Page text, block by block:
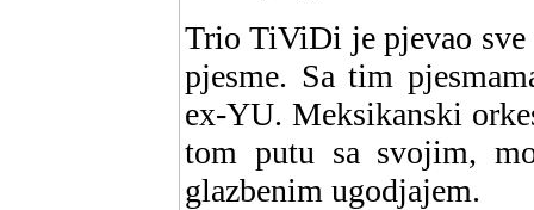
Trio TiViDi je pjevao sve
pjesme. Sa tim
ex-YU. Meksikanski
tom putu sa svojim,
glazbenim ugodjajem.